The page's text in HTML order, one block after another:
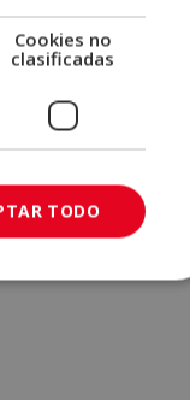
Cookies no
clasificadas
TODO